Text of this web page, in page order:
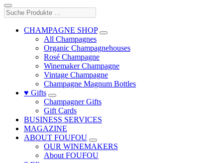
Suche
Produkte
CHAMPAGNE SHOP
All Champagnes
Organic Champagnehouses
Rosé Champagne
Winemaker Champagne
Vintage Champagne
Champagne Magnum Bottles
♥ Gifts
Champagner Gifts
Gift Cards
BUSINESS SERVICES
MAGAZINE
ABOUT FOUFOU
OUR WINEMAKERS
About FOUFOU